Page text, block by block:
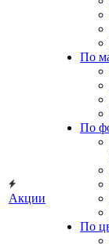
Акции
По
По
По